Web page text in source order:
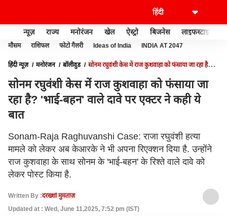
न्यूज़ राज्य मनोरंजन खेल ऐस्ट्रो बिजनेस लाइफस्टाइल
मौसम राशिफल फोटो गैलरी Ideas of India INDIA AT 2047
हिंदी न्यूज़ मनोरंजन बॉलीवुड
सोनम रघुवंशी केस में राज कुशवाहा को फंसाया जा रहा है?
सोनम रघुवंशी केस में राज कुशवाहा को फंसाया जा
रहा है? 'भाई-बहन' वाले दावे पर एक्टर ने कही ये
बात
Sonam-Raja Raghuvanshi Case: राजा रघुवंशी हत्या
मामले को लेकर अब केआरके ने भी अपना रिएक्शन दिया है. उन्होंने
राज कुशवाहा के साथ सोनम के 'भाई-बहन' के रिश्ते वाले दावे को
लेकर पोस्ट किया है.
Written By :दरख्शां मुमताज़
Updated at : Wed, June 11,2025, 7:52 pm (IST)